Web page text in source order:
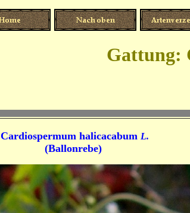
Gattung:
Cardiospermum halicacabum L.
(Ballonrebe)